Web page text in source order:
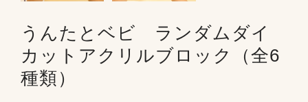
うんたとベビ ランダムダイ
カットアクリルブロック（全6
種類）